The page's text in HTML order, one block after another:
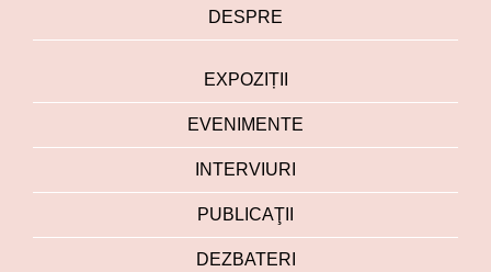
DESPRE
EXPOZIȚII
EVENIMENTE
INTERVIURI
PUBLICAŢII
DEZBATERI